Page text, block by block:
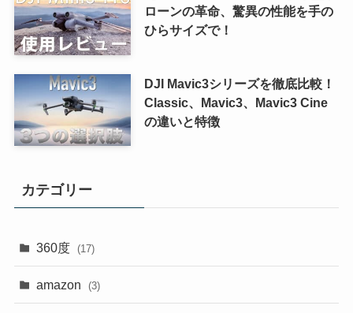
ローンの革命、驚異の性能を手の
ひらサイズで！
DJI Mavic3シリーズを徹底比較！
Classic、Mavic3、Mavic3 Cine
の違いと特徴
カテゴリー
360度 (17)
amazon (3)